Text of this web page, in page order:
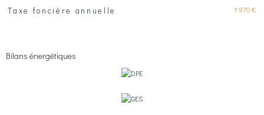
Taxe foncière annuelle 1 970 €
Bilans énergétiques